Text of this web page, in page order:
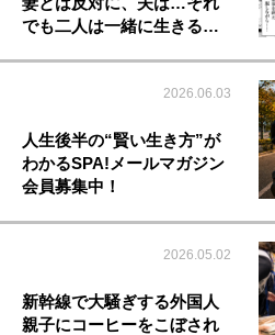
でも二人は一緒に生きる…
2026.06.03
人生後半の“賢い生き方”が
わかるSPA!メールマガジン
会員募集中！
2026.05.02
新幹線で大騒ぎする外国人
親子にコーヒーをこぼされ